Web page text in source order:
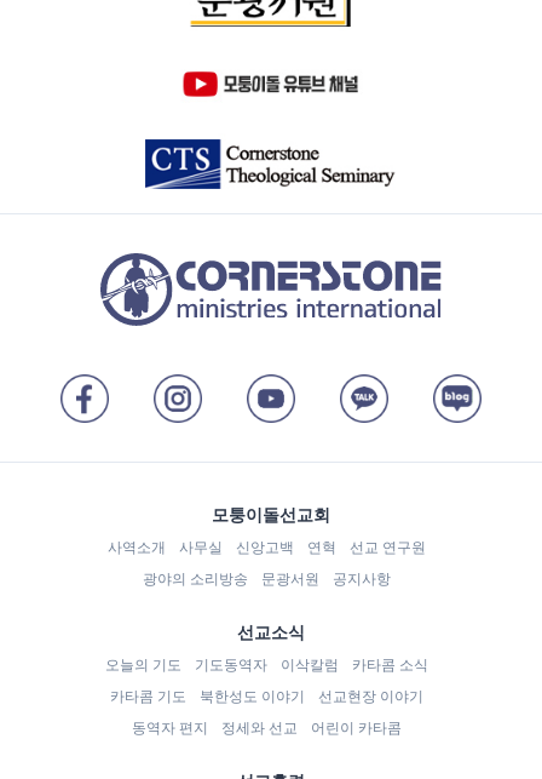
모퉁이돌선교회
사역소개 사무실 신앙고백 연혁
선교 연구원
광야의 소리방송
문광서원 공지사항
선교소식
오늘의 기도 기도동역자 이삭칼럼
카타콤 소식
카타콤 기도
북한성도 이야기
선교현장 이야기
동역자 편지
정세와 선교 어린이 카타콤